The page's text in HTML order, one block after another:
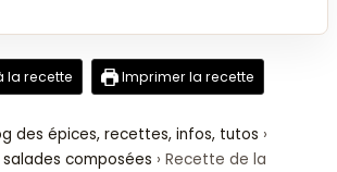
la recette Imprimer la recette
des épices, recettes, infos, tutos ›
salades composées › Recette de la